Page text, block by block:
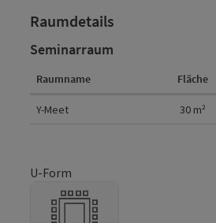
Raumdetails
Seminarraum
Raumname Fläche
Y-Meet 30 m²
U-Form